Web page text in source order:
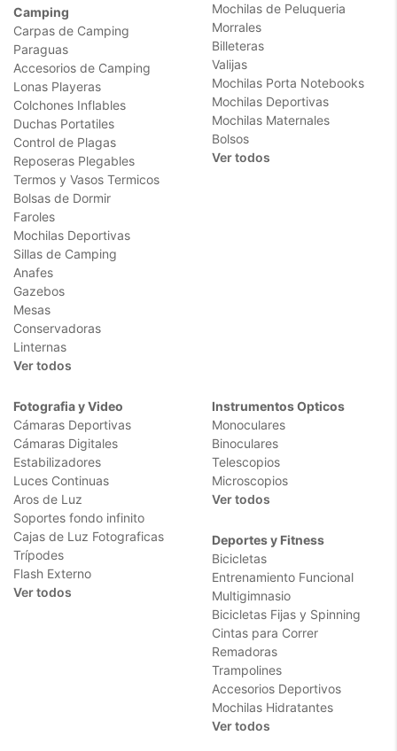
Camping
Carpas de Camping
Paraguas
Accesorios de Camping
Lonas Playeras
Colchones Inflables
Duchas Portatiles
Control de Plagas
Reposeras Plegables
Termos y Vasos Termicos
Bolsas de Dormir
Faroles
Mochilas Deportivas
Sillas de Camping
Anafes
Gazebos
Mesas
Conservadoras
Linternas
Ver todos
Mochilas de Peluqueria
Morrales
Billeteras
Valijas
Mochilas Porta Notebooks
Mochilas Deportivas
Mochilas Maternales
Bolsos
Ver todos
Fotografia y Video
Cámaras Deportivas
Cámaras Digitales
Estabilizadores
Luces Continuas
Aros de Luz
Soportes fondo infinito
Cajas de Luz Fotograficas
Trípodes
Flash Externo
Ver todos
Instrumentos Opticos
Monoculares
Binoculares
Telescopios
Microscopios
Ver todos
Deportes y Fitness
Bicicletas
Entrenamiento Funcional
Multigimnasio
Bicicletas Fijas y Spinning
Cintas para Correr
Remadoras
Trampolines
Accesorios Deportivos
Mochilas Hidratantes
Ver todos